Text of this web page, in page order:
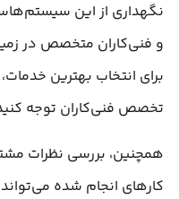
نگهداری از این
و فنی‌کاران متخصص در
برای انتخاب بهترین
تخصص فنی‌کاران توجه
همچنین، بررسی نظرات
کارهای انجام شده